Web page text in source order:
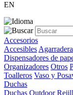
EN
Accesorios
Accesibles
Dispensadores de
Organizadores Otros
Toalleros Vaso y
Duchas
Duchas Outdoor